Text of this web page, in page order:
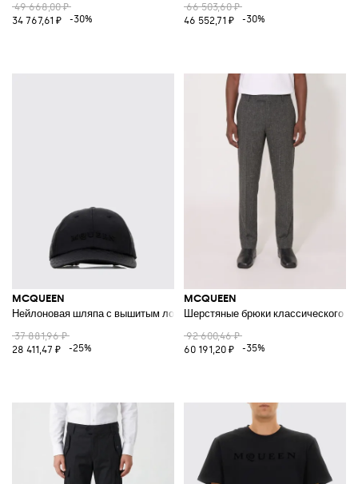
49 668,00 ₽
34 767,61 ₽
-30%
66 503,60 ₽
46 552,71 ₽
-30%
MCQUEEN
Нейлоновая шляпа с вышитым логотипом
37 881,96 ₽
28 411,47 ₽
-25%
MCQUEEN
Шерстяные брюки классического
92 600,46 ₽
60 191,20 ₽
-35%